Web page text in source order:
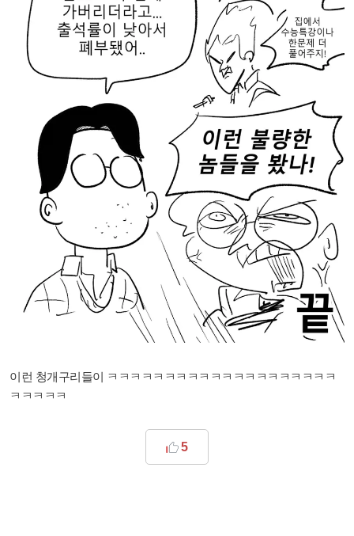
이런 청개구리들이 ㅋㅋㅋㅋㅋㅋㅋㅋㅋㅋㅋㅋㅋㅋㅋㅋㅋㅋㅋㅋ
ㅋㅋㅋㅋㅋ
5